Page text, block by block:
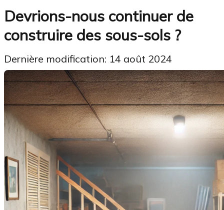
Devrions-nous continuer de
construire des sous-sols ?
Dernière modification: 14 août 2024